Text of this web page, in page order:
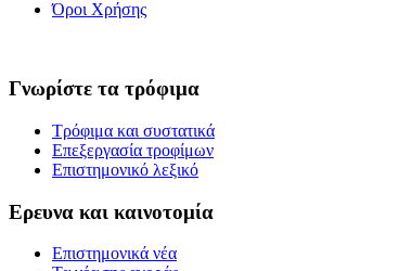
Όροι Χρήσης
Γνωρίστε τα τρόφιμα
Τρόφιμα και συστατικά
Επεξεργασία τροφίμων
Επιστημονικό λεξικό
Ερευνα και καινοτομία
Επιστημονικά νέα